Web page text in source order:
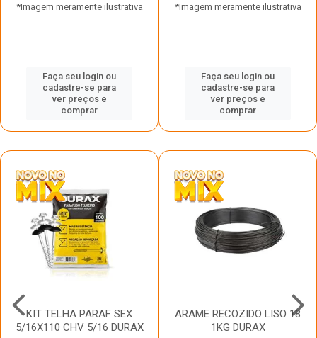
*Imagem meramente ilustrativa
Faça seu login ou
cadastre-se para
ver preços e
comprar
*Imagem meramente ilustrativa
Faça seu login ou
cadastre-se para
ver preços e
comprar
KIT TELHA PARAF SEX
5/16X110 CHV 5/16 DURAX
ARAME RECOZIDO LISO 18
1KG DURAX